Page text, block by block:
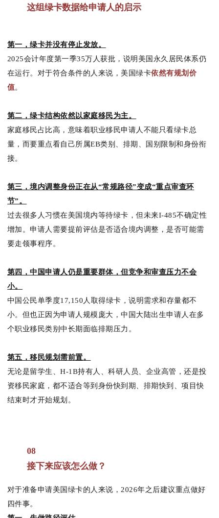
这组绿卡数据给申请人的启示
第一，绿卡并没有停止发放。
2025会计年度第一季35万人获批，说明美国永久居民体系仍
在运行。对于符合条件的人来说，美国绿卡依然有规划价
值。
第二，绿卡结构依然以家庭移民为主。
家庭移民占比高，意味着职业移民申请人不能只看绿卡总
量，而要重点看自己所属EB类别、排期、国别限制和身份衔
接。
第三，境内调整身份正在从“常规路径”变成“重点审查环
节”。
过去很多人习惯在美国境内等待绿卡，但未来I-485不确定性
增加。申请人需要提前评估是否适合境内调整，是否可能需
要走领事程序。
第四，中国申请人仍是重要群体，但竞争和审查压力不会
小。
中国公民单季度17,150人取得绿卡，说明需求和存量都不
小。但也正因为申请人规模庞大，中国大陆出生申请人在多
个职业移民类别中长期面临排期压力。
第五，移民规划需前置。
无论是留学生、H-1B持有人、科研人员、企业高管，还是投
资移民家庭，都不适合等到身份快到期、排期快到、项目快
结束时才开始规划。
08
接下来应该怎么做？
对于准备申请美国绿卡的人来说，2026年之后建议重点做好
四件事。